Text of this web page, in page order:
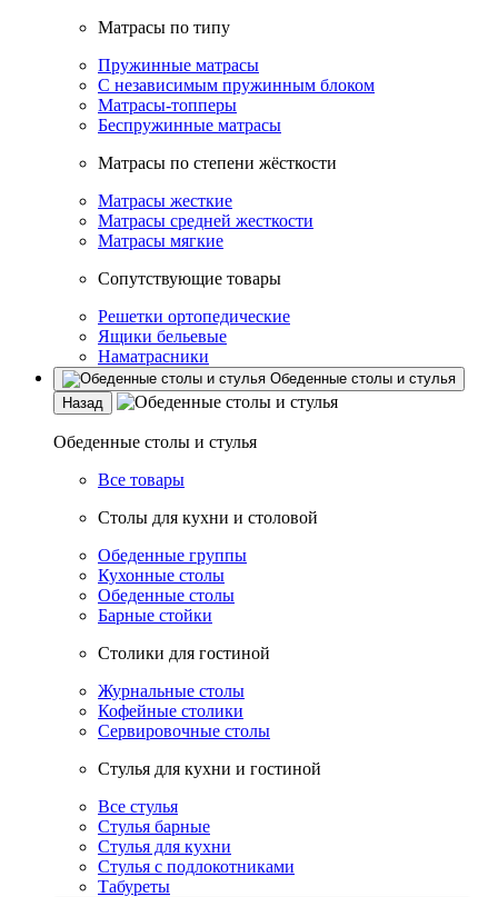
Матрасы по типу
Пружинные матрасы
С независимым пружинным блоком
Матрасы-топперы
Беспружинные матрасы
Матрасы по степени жёсткости
Матрасы жесткие
Матрасы средней жесткости
Матрасы мягкие
Сопутствующие товары
Решетки ортопедические
Ящики бельевые
Наматрасники
Обеденные столы и стулья
Назад
Обеденные столы и стулья
Все товары
Столы для кухни и столовой
Обеденные группы
Кухонные столы
Обеденные столы
Барные стойки
Столики для гостиной
Журнальные столы
Кофейные столики
Сервировочные столы
Стулья для кухни и гостиной
Все стулья
Стулья барные
Стулья для кухни
Стулья с подлокотниками
Табуреты